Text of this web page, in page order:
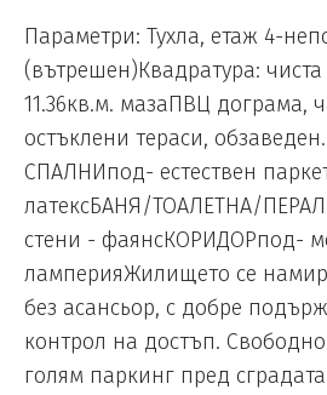
Параметри: Тухла, етаж 4-
(вътрешен)Квадратура:
11.36кв.м. мазаПВЦ дограма,
остъклени тераси,
СПАЛНИпод- естествен
латексБАНЯ/ТОАЛЕТНА/
стени - фаянсКОРИДОРпод-
ламперияЖилището се
без асансьор, с добре
контрол на достъп.
голям паркинг пред